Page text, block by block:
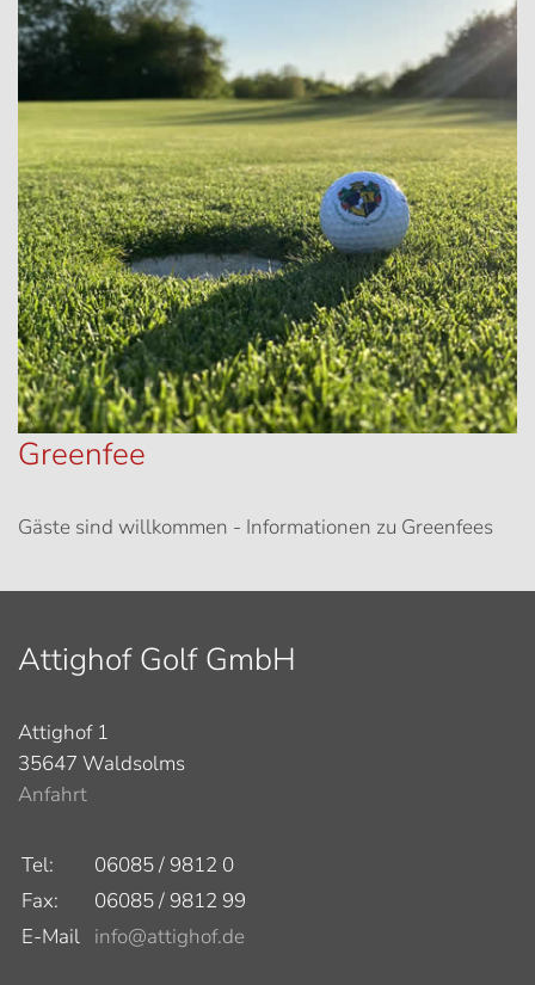
Greenfee
Gäste sind willkommen - Informationen zu Greenfees
Attighof Golf GmbH
Attighof 1
35647 Waldsolms
Anfahrt
Tel:
06085 / 9812 0
Fax:
06085 / 9812 99
E-Mail info@attighof.de